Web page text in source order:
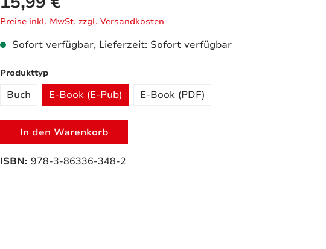
Preise inkl. MwSt. zzgl. Versandkosten
Sofort verfügbar, Lieferzeit: Sofort verfügbar
Produkttypauswählen
Buch E-Book (E-Pub) E-Book (PDF)
In den Warenkorb
ISBN: 978-3-86336-348-2